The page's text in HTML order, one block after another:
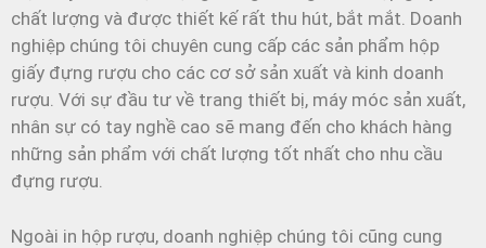
chất lượng và được thiết kế rất thu hút, bắt mắt. Doanh
nghiệp chúng tôi chuyên cung cấp các sản phẩm hộp
giấy đựng rượu cho các cơ sở sản xuất và kinh doanh
rượu. Với sự đầu tư về trang thiết bị, máy móc sản xuất,
nhân sự có tay nghề cao sẽ mang đến cho khách hàng
những sản phẩm với chất lượng tốt nhất cho nhu cầu
đựng rượu.
Ngoài in hộp rượu, doanh nghiệp chúng tôi cũng cung